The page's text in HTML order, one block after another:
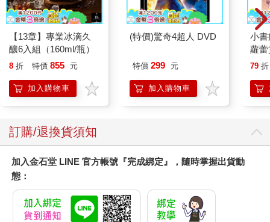
【13章】專業冰滴久
釀6入組（160ml/瓶）
8 折 特價 855 元
加入購物車
(特價)驚奇4超人 DVD
特價 299 元
加入購物車
小
蘿
79 折
訂購/退換貨須知
加入金石堂 LINE 官方帳號『完成綁定』，隨時掌握出貨動
態：